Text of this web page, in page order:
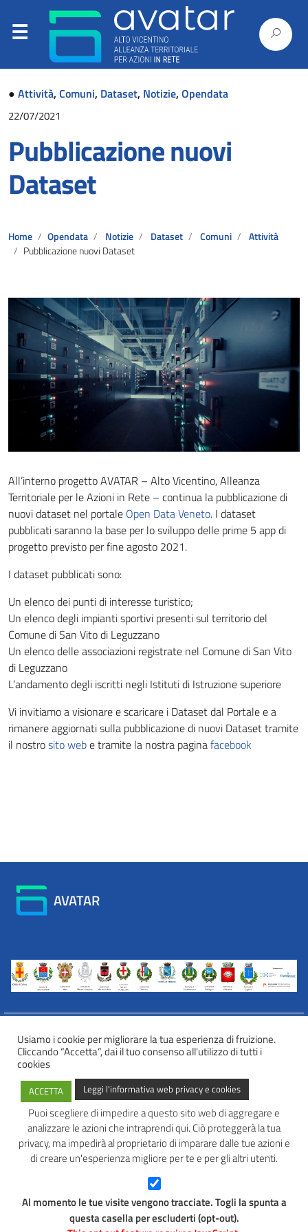
● Attività, Comuni, Dataset, Notizie, Opendata
22/07/2021
Pubblicazione nuovi
Dataset
Home Opendata Notizie Dataset Comuni
Attività
Pubblicazione nuovi Dataset
All’interno progetto AVATAR – Alto Vicentino, Alleanza
Territoriale per le Azioni in Rete – continua la pubblicazione di
nuovi dataset nel portale Open Data Veneto. I dataset
pubblicati saranno la base per lo sviluppo delle prime 5 app di
progetto previsto per fine agosto 2021.
I dataset pubblicati sono:
Un elenco dei punti di interesse turistico;
Un elenco degli impianti sportivi presenti sul territorio del
Comune di San Vito di Leguzzano
Un elenco delle associazioni registrate nel Comune di San Vito
di Leguzzano
L’andamento degli iscritti negli Istituti di Istruzione superiore
Vi invitiamo a visionare e scaricare i Dataset dal Portale e a
rimanere aggiornati sulla pubblicazione di nuovi Dataset tramite
il nostrosito webe tramite la nostra paginafacebook
AVATAR
INFORMATIVA WEB PRIVACY E COOKIES
Privacy e cookies
Informazioni sulla privacy
Comunicazioni e modalità trasparenti per l’esercizio dei diritti
dell’interessato
AVATAR – Alleanza Territoriale per Azioni in Rete
Tel: 0445 691 472
Facebook
Instagram
Usiamo i cookie per migliorare la tua esperienza di fruizione.
Cliccando “Accetta”, dai il tuo consenso all'utilizzo di tutti i
cookies
ACCETTA Leggi l'informativa web privacy e cookies
Puoi scegliere di impedire a questo sito web di aggregare e
analizzare le azioni che intraprendi qui. Ciò proteggerà la tua
privacy, ma impedirà al proprietario di imparare dalle tue azioni e
di creare un'esperienza migliore per te e per gli altri utenti.
Al momento le tue visite vengono tracciate. Togli la spunta a
questa casella per escluderti (opt-out).